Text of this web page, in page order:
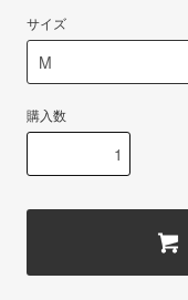
サイズ
購入数